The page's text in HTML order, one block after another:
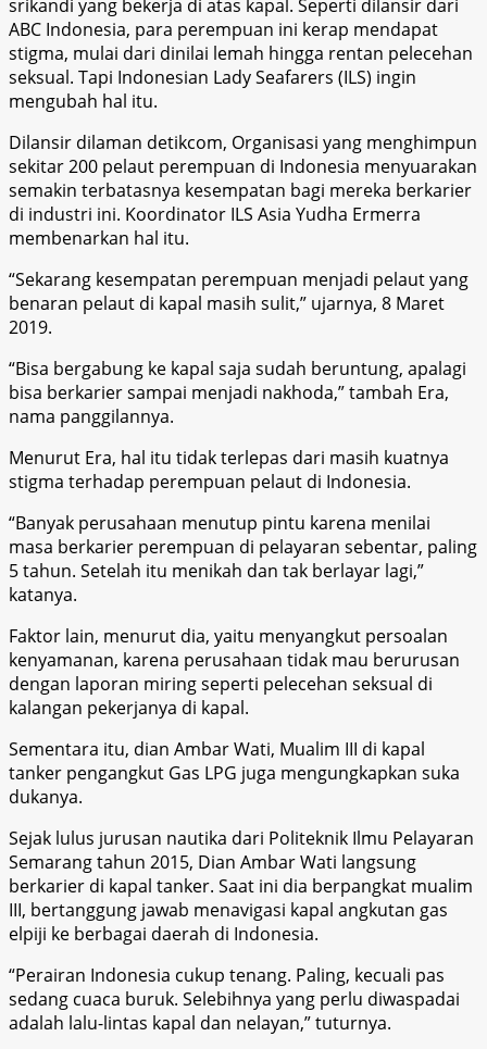
srikandi yang bekerja di atas kapal. Seperti dilansir dari
ABC Indonesia, para perempuan ini kerap mendapat
stigma, mulai dari dinilai lemah hingga rentan pelecehan
seksual. Tapi Indonesian Lady Seafarers (ILS) ingin
mengubah hal itu.
Dilansir dilaman detikcom, Organisasi yang menghimpun
sekitar 200 pelaut perempuan di Indonesia menyuarakan
semakin terbatasnya kesempatan bagi mereka berkarier
di industri ini. Koordinator ILS Asia Yudha Ermerra
membenarkan hal itu.
“Sekarang kesempatan perempuan menjadi pelaut yang
benaran pelaut di kapal masih sulit,” ujarnya, 8 Maret
2019.
“Bisa bergabung ke kapal saja sudah beruntung, apalagi
bisa berkarier sampai menjadi nakhoda,” tambah Era,
nama panggilannya.
Menurut Era, hal itu tidak terlepas dari masih kuatnya
stigma terhadap perempuan pelaut di Indonesia.
“Banyak perusahaan menutup pintu karena menilai
masa berkarier perempuan di pelayaran sebentar, paling
5 tahun. Setelah itu menikah dan tak berlayar lagi,”
katanya.
Faktor lain, menurut dia, yaitu menyangkut persoalan
kenyamanan, karena perusahaan tidak mau berurusan
dengan laporan miring seperti pelecehan seksual di
kalangan pekerjanya di kapal.
Sementara itu, dian Ambar Wati, Mualim III di kapal
tanker pengangkut Gas LPG juga mengungkapkan suka
dukanya.
Sejak lulus jurusan nautika dari Politeknik Ilmu Pelayaran
Semarang tahun 2015, Dian Ambar Wati langsung
berkarier di kapal tanker. Saat ini dia berpangkat mualim
III, bertanggung jawab menavigasi kapal angkutan gas
elpiji ke berbagai daerah di Indonesia.
“Perairan Indonesia cukup tenang. Paling, kecuali pas
sedang cuaca buruk. Selebihnya yang perlu diwaspadai
adalah lalu-lintas kapal dan nelayan,” tuturnya.